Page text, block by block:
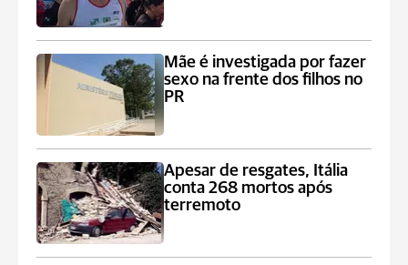
Mãe é investigada por fazer
sexo na frente dos filhos no
PR
Apesar de resgates, Itália
conta 268 mortos após
terremoto